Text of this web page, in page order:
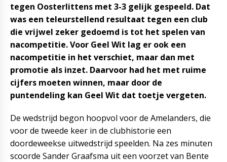
tegen Oosterlittens met 3-3 gelijk gespeeld. Dat
was een teleurstellend resultaat tegen een club
die vrijwel zeker gedoemd is tot het spelen van
nacompetitie. Voor Geel Wit lag er ook een
nacompetitie in het verschiet, maar dan met
promotie als inzet. Daarvoor had het met ruime
cijfers moeten winnen, maar door de
puntendeling kan Geel Wit dat toetje vergeten.
De wedstrijd begon hoopvol voor de Amelanders, die
voor de tweede keer in de clubhistorie een
doordeweekse uitwedstrijd speelden. Na zes minuten
scoorde Sander Graafsma uit een voorzet van Bente